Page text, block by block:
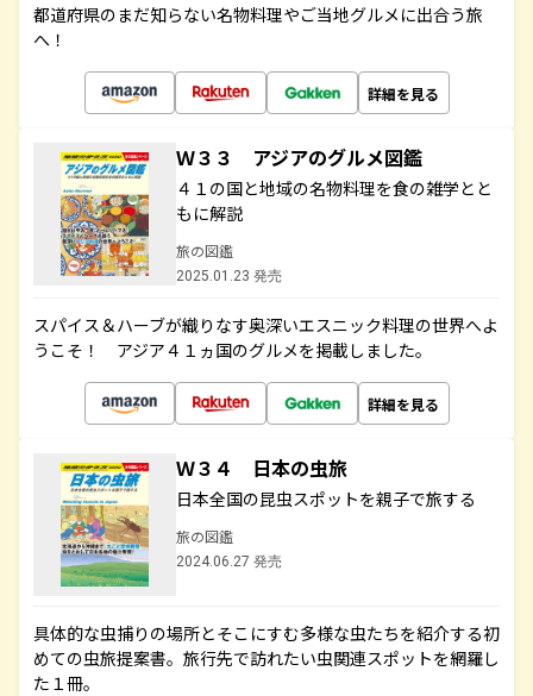
都道府県のまだ知らない名物料理やご当地グルメに出合う旅
へ！
詳細を見る
Ｗ３３ アジアのグルメ図鑑
４１の国と地域の名物料理を食の雑学とと
もに解説
旅の図鑑
2025.01.23 発売
スパイス＆ハーブが織りなす奥深いエスニック料理の世界へよ
うこそ！ アジア４１ヵ国のグルメを掲載しました。
詳細を見る
Ｗ３４ 日本の虫旅
日本全国の昆虫スポットを親子で旅する
旅の図鑑
2024.06.27 発売
具体的な虫捕りの場所とそこにすむ多様な虫たちを紹介する初
めての虫旅提案書。旅行先で訪れたい虫関連スポットを網羅し
た１冊。